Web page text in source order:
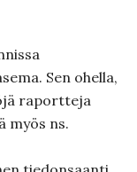
Sen ohella,
raportteja
myös ns.